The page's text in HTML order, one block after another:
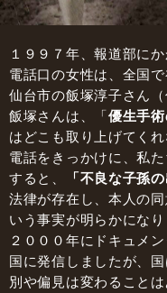
１９９７年、報道部に
電話口の女性は、全国
仙台市の飯塚淳子さん（
飯塚さんは、「優生手術
はどこも取り上げてく
電話をきっかけに、私
すると、
「不良な子孫
法律が存在し、 本人の
いう事実が明らかになり
２０００年にドキュメ
国に発信しましたが、
別や偏見は変わることは